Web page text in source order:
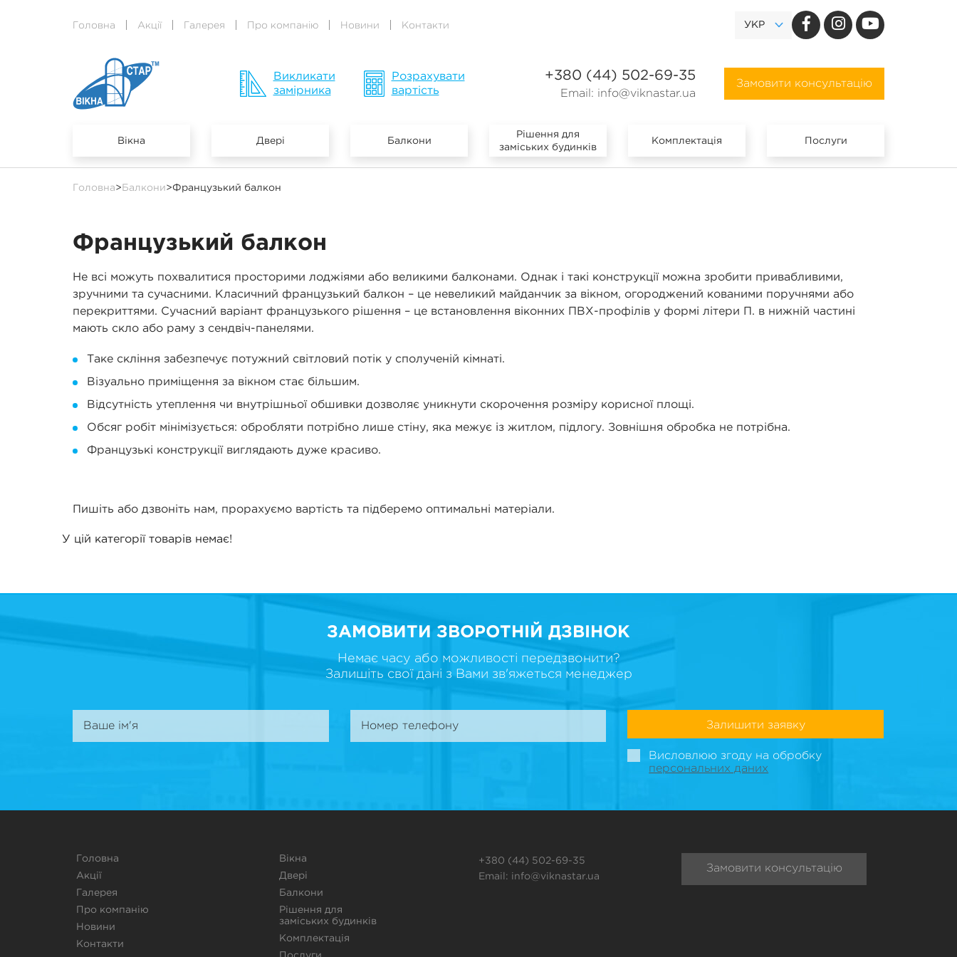
Головна Акції Галерея Про компанію Новини Контакти УКР
Викликати
замірника
Розрахувати
вартість
+380 (44) 502-69-35
Email: info@viknastar.ua
Замовити консультацію
Вікна Двері Балкони
Рішення для
заміських будинків
Комплектація Послуги
Головна> Балкони>Французький балкон
Французький балкон
Не всі можуть похвалитися просторими лоджіями або великими балконами. Однак і такі конструкції можна зробити привабливими,
зручними та сучасними. Класичний французький балкон – це невеликий майданчик за вікном, огороджений кованими поручнями або
перекриттями. Сучасний варіант французького рішення – це встановлення віконних ПВХ-профілів у формі літери П. в нижній частині
мають скло або раму з сендвіч-панелями.
Таке скління забезпечує потужний світловий потік у сполученій кімнаті.
Візуально приміщення за вікном стає більшим.
Відсутність утеплення чи внутрішньої обшивки дозволяє уникнути скорочення розміру корисної площі.
Обсяг робіт мінімізується: обробляти потрібно лише стіну, яка межує із житлом, підлогу. Зовнішня обробка не потрібна.
Французькі конструкції виглядають дуже красиво.
Пишіть або дзвоніть нам, прорахуємо вартість та підберемо оптимальні матеріали.
У цій категорії товарів немає!
ЗАМОВИТИ ЗВОРОТНІЙ ДЗВІНОК
Немає часу або можливості передзвонити?
Залишіть свої дані з Вами зв'яжеться менеджер
Залишити заявку
Висловлюю згоду на обробку
персональних даних
Головна
Акції
Галерея
Про компанію
Новини
Контакти
Вікна
Двері
Балкони
Рішення для
заміських будинків
Комплектація
+380 (44) 502-69-35
Email: info@viknastar.ua
Замовити консультацію